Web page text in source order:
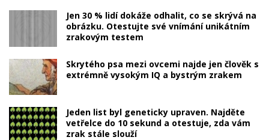
Jen 30 % lidí dokáže odhalit, co se skrývá na
obrázku. Otestujte své vnímání unikátním
zrakovým testem
Skrytého psa mezi ovcemi najde jen člověk s
extrémně vysokým IQ a bystrým zrakem
Jeden list byl geneticky upraven. Najděte
vetřelce do 10 sekund a otestuje, zda vám
zrak stále slouží